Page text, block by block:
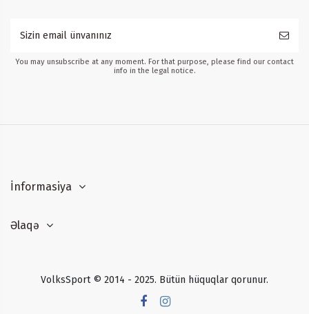
You may unsubscribe at any moment. For that purpose, please find our contact
info in the legal notice.
İnformasiya
Əlaqə
VolksSport © 2014 - 2025. Bütün hüquqlar qorunur.